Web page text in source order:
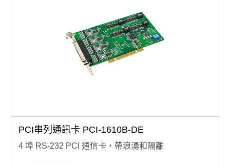
PCI串列通訊卡 PCI-1610B-DE
4 埠 RS-232 PCI 通信卡，帶浪湧和隔離